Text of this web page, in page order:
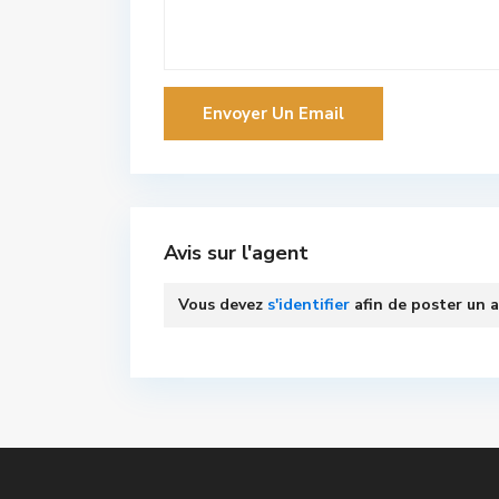
Avis sur l'agent
Vous devez s'identifier afin de poster un